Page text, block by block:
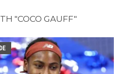
"COCO GAUFF"